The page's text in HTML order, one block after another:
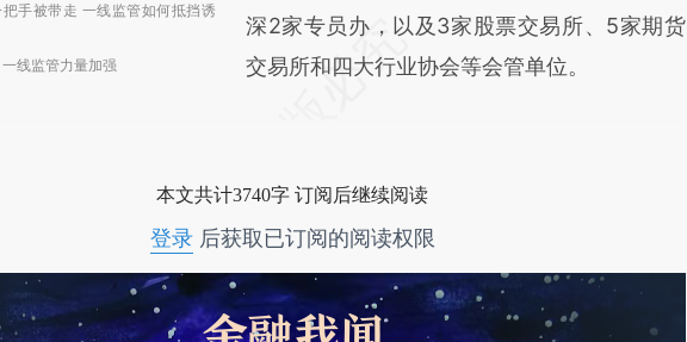
手被带走 一线监管如何抵挡诱
线监管力量加强
深2家专员办，以及3家股票交易所、5家期货
交易所和四大行业协会等会管单位。
本文共计3740字 订阅后继续阅读
登录后获取已订阅的阅读权限